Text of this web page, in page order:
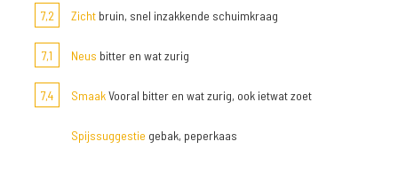
7,2
Zicht bruin, snel inzakkende schuimkraag
7,1 Neus bitter en wat zurig
7,4 SmaakVooral bitter en wat zurig, ook ietwat zoet
Spijssuggestie gebak, peperkaas